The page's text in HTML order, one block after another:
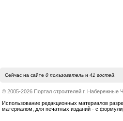
Сейчас на сайте 0 пользовательи 41 гостей.
© 2005-2026 Портал строителей г.
Использование редакционных материалов
материалом, для печатных изданий - с